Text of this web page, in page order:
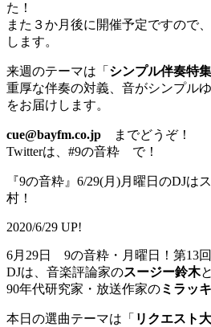
た！
また３か月後に開催予定ですので
します。
来週のテーマは「 シンプル伴奏特集
重厚な伴奏の対義、音がシンプル
をお届けします。
cue@bayfm.co.jp までどうぞ！
Twitterは、#9の音粋 で！
『9の音粋』6/29(月)月曜日のDJは
村！
2020/6/29 UP!
6月29日 9の音粋・月曜日！第13回
DJは、音楽評論家のスージー鈴木と
90年代研究家・放送作家のミラッ
本日の選曲テーマは「 リクエスト